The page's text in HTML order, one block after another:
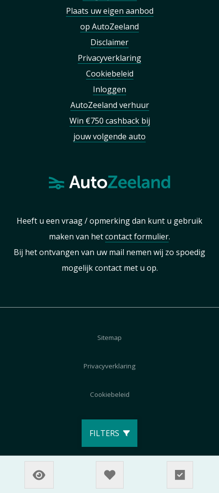
FILTERS
Plaats uw eigen aanbod
op AutoZeeland
Disclaimer
Privacyverklaring
Cookiebeleid
Inloggen
AutoZeeland verhuur
Win €750 cashback bij
jouw volgende auto
Heeft u een vraag / opmerking dan kunt u gebruik
maken van hetcontact formulier.
Bij het ontvangen van uw mail nemen wij zo spoedig
mogelijk contact met u op.
Sitemap
Privacyverklaring
Cookiebeleid
© 2026 AutoZeeland
Realisatie:TiDi Media